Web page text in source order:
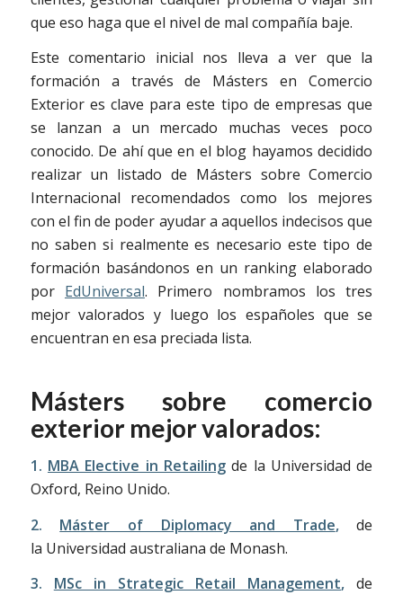
que eso haga que el nivel de mal compañía baje.
Este comentario inicial nos lleva a ver que la
formación a través de Másters en Comercio
Exterior es clave para este tipo de empresas que
se lanzan a un mercado muchas veces poco
conocido. De ahí que en el blog hayamos decidido
realizar un listado de Másters sobre Comercio
Internacional recomendados como los mejores
con el fin de poder ayudar a aquellos indecisos que
no saben si realmente es necesario este tipo de
formación basándonos en un ranking elaborado
por EdUniversal. Primero nombramos los tres
mejor valorados y luego los españoles que se
encuentran en esa preciada lista.
Másters sobre comercio
exterior mejor valorados:
1. MBA Elective in Retailing de la Universidad de
Oxford, Reino Unido.
2. Máster of Diplomacy and Trade,de
la Universidad australiana de Monash.
3. MSc in Strategic Retail Management, de